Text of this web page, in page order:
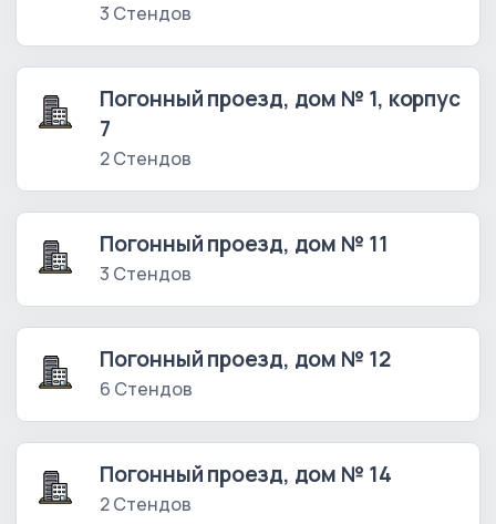
3 Стендов
Погонный проезд, дом № 1, корпус
7
2 Стендов
Погонный проезд, дом № 11
3 Стендов
Погонный проезд, дом № 12
6 Стендов
Погонный проезд, дом № 14
2 Стендов